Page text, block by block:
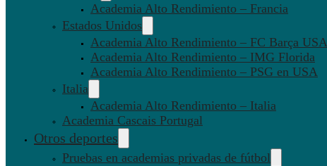
Academia Alto Rendimiento – Francia
Estados Unidos
Academia Alto Rendimiento – FC Barça USA
Academia Alto Rendimiento – IMG Florida
Academia Alto Rendimiento – PSG en USA
Italia
Academia Alto Rendimiento – Italia
Academia Cascais Portugal
Otros deportes
Pruebas en academias privadas de fútbol